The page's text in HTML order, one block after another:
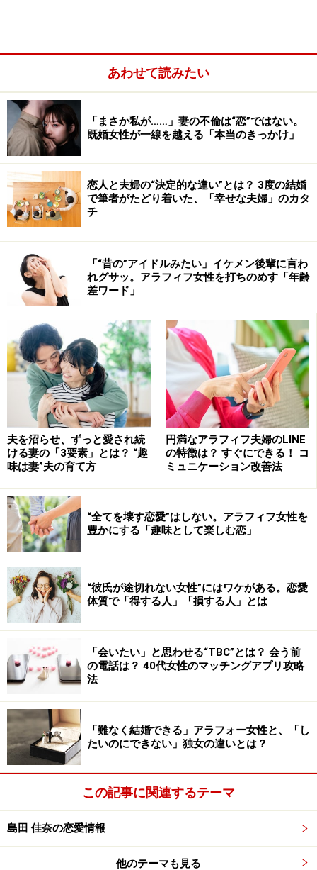
＜目次＞
「ネットの出会い」だから気をつけたいこと
モテている時期も冷静に。己を知れば、自分に合う人を
見つけられる
ネット越しでも相性はわかる。やりとりしながらじっく
り観察しよう
「誰も見ていないから」裏表のある振る舞いが、いい出
会いを逃す
「ネットの出会い」だから気をつけたいこ
と
のズレと金銭問題。女性ならばヤリモク（カラダ目
的）、男性ならばサクラ（別の有料サイトへの誘導）だ
けは避けたいところ。真面目な出会い目的ではない人
は、時間をかければわかります。プロフィールで好印象
でも心配だと思うならば、リアルで会うまでのやりとり
に時間をかければいいのです。
間をかけたくありません。真面目な出会いを求めている
ならば、好意を抱いた相手とのコミュニケーションを面
るビデオチャットを提案してみるのもいい方法。断るよ
うな人とはリアルで会わないと決めれば、怪しい出会い
をフィルタリングすることができます。
共通の知り合いもいないネットの出会いは、慎重すぎる
くらいでOK。疑われることを不快に思うような相手とは
「ご縁がなかった」でいいのです。本当にいい人なら
あわせて読みたい
「まさか私が……」妻の不倫は“恋”ではない。
既婚女性が一線を越える「本当のきっかけ」
恋人と夫婦の“決定的な違い”とは？ 3度の結婚
で筆者がたどり着いた、「幸せな夫婦」のカタ
チ
「“昔の”アイドルみたい」イケメン後輩に言わ
れグサッ。アラフィフ女性を打ちのめす「年齢
差ワード」
夫を沼らせ、ずっと愛され続
ける妻の「3要素」とは？ “趣
味は妻”夫の育て方
円満なアラフィフ夫婦のLINE
の特徴は？ すぐにできる！ コ
ミュニケーション改善法
“全てを壊す恋愛”はしない。アラフィフ女性を
豊かにする「趣味として楽しむ恋」
“彼氏が途切れない女性”にはワケがある。恋愛
体質で「得する人」「損する人」とは
「会いたい」と思わせる“TBC”とは？ 会う前
の電話は？ 40代女性のマッチングアプリ攻略
法
「難なく結婚できる」アラフォー女性と、「し
たいのにできない」独女の違いとは？
この記事に関連するテーマ
島田 佳奈の恋愛情報
他のテーマも見る